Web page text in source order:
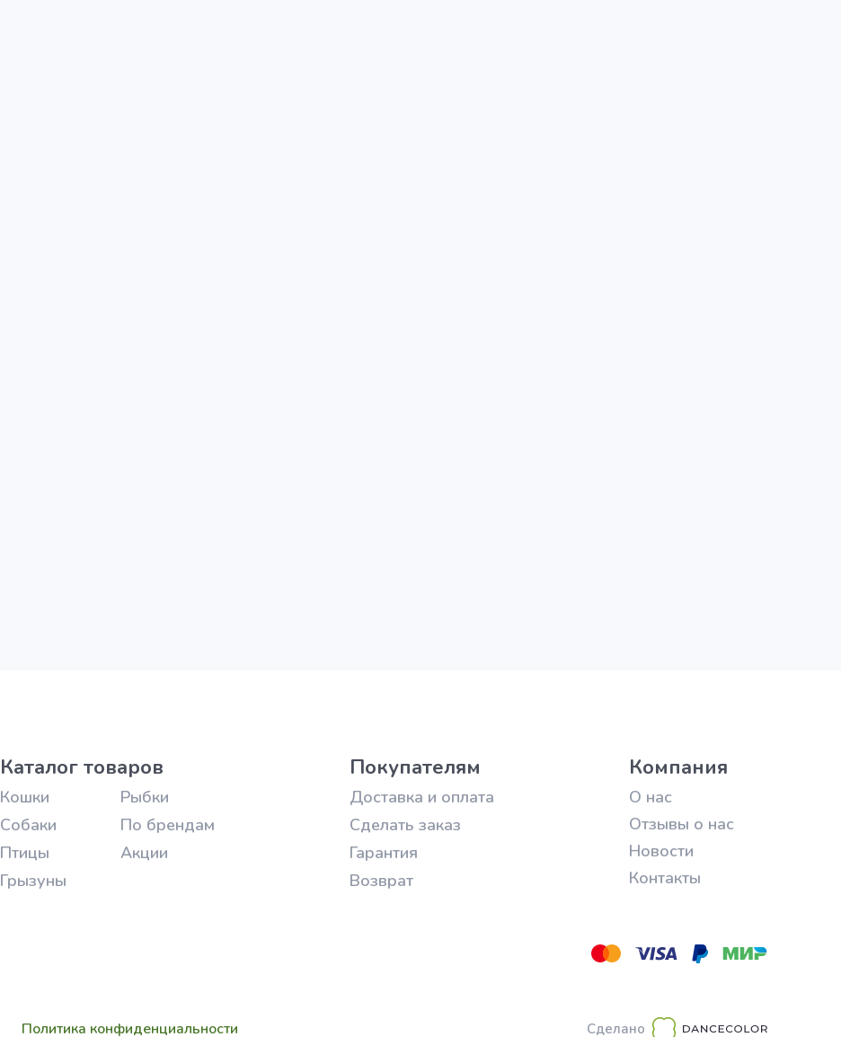
Каталог товаров
Кошки
Собаки
Птицы
Грызуны
Рыбки
По брендам
Акции
Покупателям
Доставка и оплата
Сделать заказ
Гарантия
Возврат
Компания
О нас
Отзывы о нас
Новости
Контакты
Политика конфиденциальности Сделано